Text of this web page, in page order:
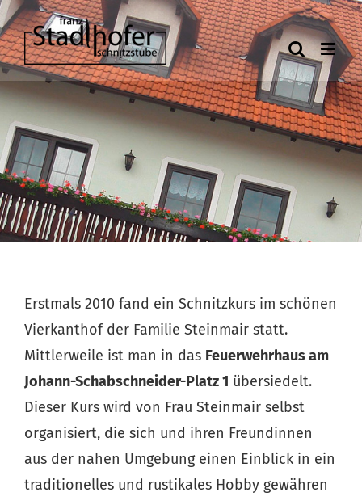
Zum
Inhalt
springen
Erstmals 2010 fand ein Schnitzkurs im schönen
Vierkanthof der Familie Steinmair statt.
Mittlerweile ist man in das Feuerwehrhaus am
Johann-Schabschneider-Platz 1 übersiedelt.
Dieser Kurs wird von Frau Steinmair selbst
organisiert, die sich und ihren Freundinnen
aus der nahen Umgebung einen Einblick in ein
traditionelles und rustikales Hobby gewähren